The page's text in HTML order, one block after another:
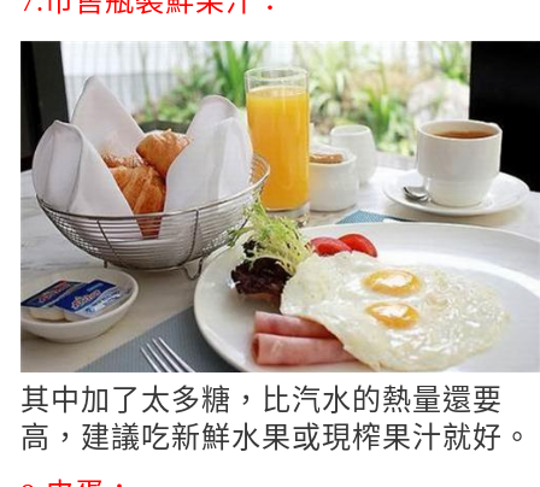
其中加了太多糖，比汽水的熱量還要
高，建議吃新鮮水果或現榨果汁就好。